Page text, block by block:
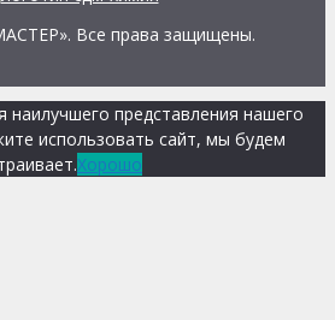
Все права защищены.
наилучшего представления нашего
использовать сайт, мы будем
Хорошо